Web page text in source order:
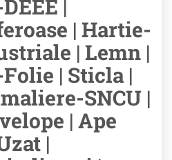
|
| Hartie-
| Lemn |
| Sticla |
SNCU |
| Ape
|